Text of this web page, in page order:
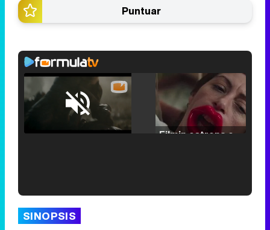
Puntuar
Unmute /
SINOPSIS